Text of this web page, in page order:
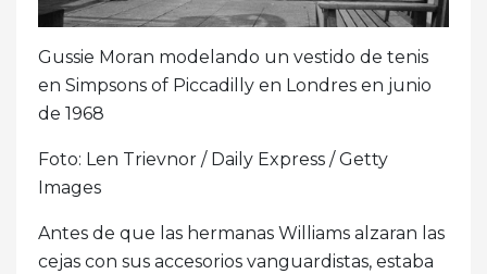
Gussie Moran modelando un vestido de tenis
en Simpsons of Piccadilly en Londres en junio
de 1968
Foto: Len Trievnor / Daily Express / Getty
Images
Antes de que las hermanas Williams alzaran las
cejas con sus accesorios vanguardistas, estaba